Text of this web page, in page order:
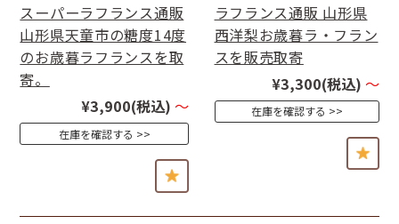
スーパーラフランス通販
山形県天童市の糖度14度
のお歳暮ラフランスを取
寄。
¥3,900(税込) ～
在庫を確認する
ラフランス通販 山形県
西洋梨お歳暮ラ・フラン
スを販売取寄
¥3,300(税込) ～
在庫を確認する